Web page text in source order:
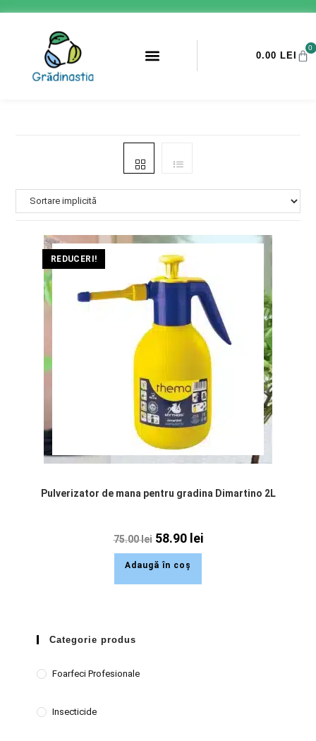
0.00 LEI
0
REDUCERI!
Pulverizator de mana pentru gradina Dimartino 2L
75.00lei 58.90 lei
Adaugă în coș
Categorie produs
Foarfeci Profesionale
Insecticide